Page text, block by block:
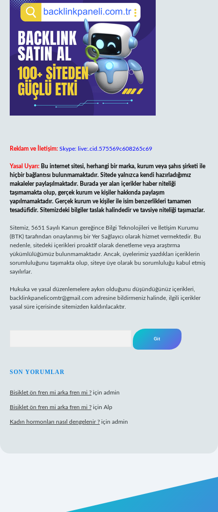
Reklam ve İletişim: Skype: live:.cid.575569c608265c69
Yasal Uyarı: Bu internet sitesi, herhangi bir marka, kurum veya şahıs şirketi ile
hiçbir bağlantısı bulunmamaktadır. Sitede yalnızca kendi hazırladığımız
makaleler paylaşılmaktadır. Burada yer alan içerikler haber niteliği
taşımamakta olup, gerçek kurum ve kişiler hakkında paylaşım
yapılmamaktadır. Gerçek kurum ve kişiler ile isim benzerlikleri tamamen
tesadüfidir. Sitemizdeki bilgiler taslak halindedir ve tavsiye niteliği taşımazlar.
Sitemiz, 5651 Sayılı Kanun gereğince Bilgi Teknolojileri ve İletişim Kurumu
(BTK) tarafından onaylanmış bir Yer Sağlayıcı olarak hizmet vermektedir. Bu
nedenle, sitedeki içerikleri proaktif olarak denetleme veya araştırma
yükümlülüğümüz bulunmamaktadır. Ancak, üyelerimiz yazdıkları içeriklerin
sorumluluğunu taşımakta olup, siteye üye olarak bu sorumluluğu kabul etmiş
sayılırlar.
Hukuka ve yasal düzenlemelere aykırı olduğunu düşündüğünüz içerikleri,
backlinkpanelicomtr@gmail.com adresine bildirmeniz halinde, ilgili içerikler
yasal süre içerisinde sitemizden kaldırılacaktır.
SON YORUMLAR
Bisiklet ön fren mi arka fren mi ? için admin
Bisiklet ön fren mi arka fren mi ? için Alp
Kadın hormonları nasıl dengelenir ? için admin